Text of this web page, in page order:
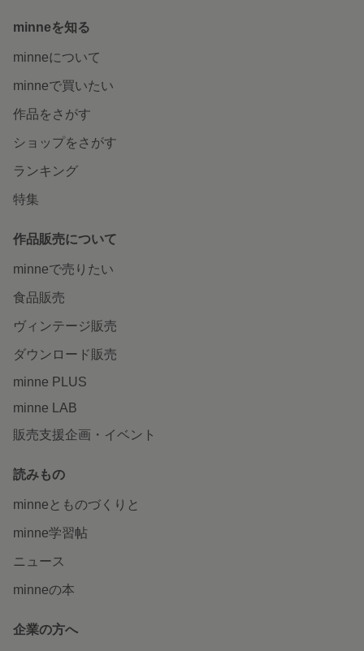
minneを知る
minneについて
minneで買いたい
作品をさがす
ショップをさがす
ランキング
特集
作品販売について
minneで売りたい
食品販売
ヴィンテージ販売
ダウンロード販売
minne PLUS
minne LAB
販売支援企画・イベント
読みもの
minneとものづくりと
minne学習帖
ニュース
minneの本
企業の方へ